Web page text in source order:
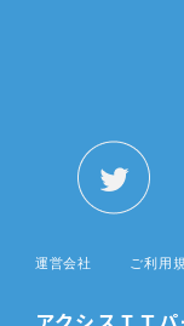
選定し、
いての契
される体
個人情報の
ご本人は、
に申し出る
運営会社 ご利用